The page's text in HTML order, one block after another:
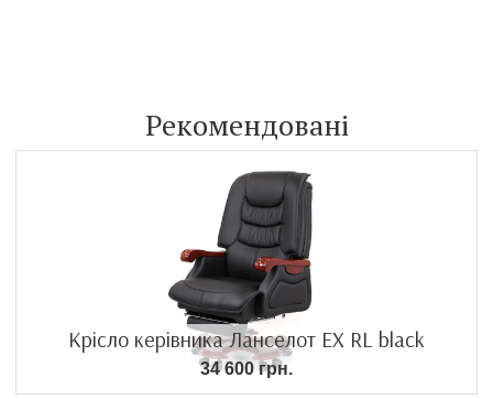
Рекомендовані
Крісло керівника Ланселот EX RL black
34 600 грн.